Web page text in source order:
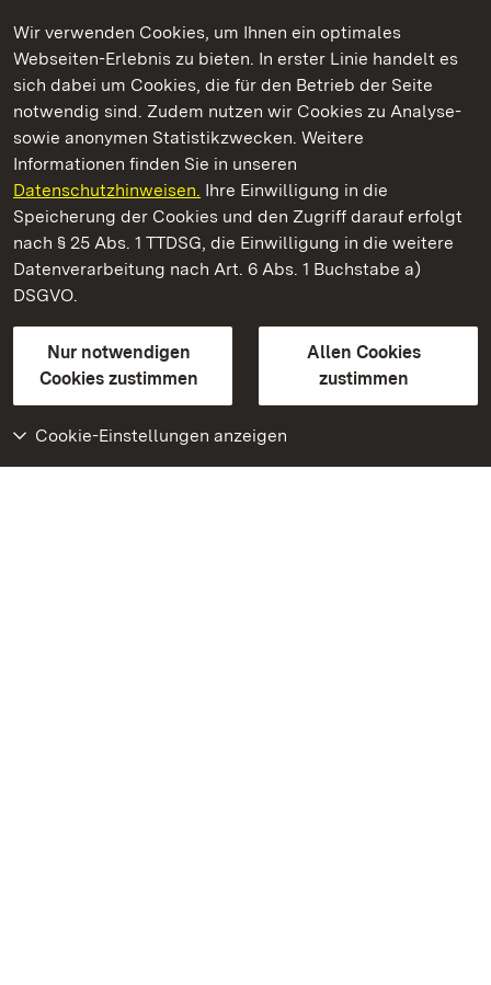
Wir verwenden Cookies, um Ihnen ein optimales
Webseiten-Erlebnis zu bieten. In erster Linie handelt es
sich dabei um Cookies, die für den Betrieb der Seite
notwendig sind. Zudem nutzen wir Cookies zu Analyse-
sowie anonymen Statistikzwecken. Weitere
Informationen finden Sie in unseren
Datenschutzhinweisen. Ihre Einwilligung in die
Speicherung der Cookies und den Zugriff darauf erfolgt
nach § 25 Abs. 1 TTDSG, die Einwilligung in die weitere
Datenverarbeitung nach Art. 6 Abs. 1 Buchstabe a)
DSGVO.
Nur notwendigen
Cookies zustimmen
Allen Cookies
zustimmen
Cookie-Einstellungen anzeigen
Kommen. Staunen. Genießen.
Schloss Solitude
Staatliche Schlösser und Gärten Baden-Württemberg
Kontakt
GebärdenspracheLeichte Sprache
Erklärung zur Barrierefreiheit
BITV-konform (geprüfte Seiten)
Weiteres